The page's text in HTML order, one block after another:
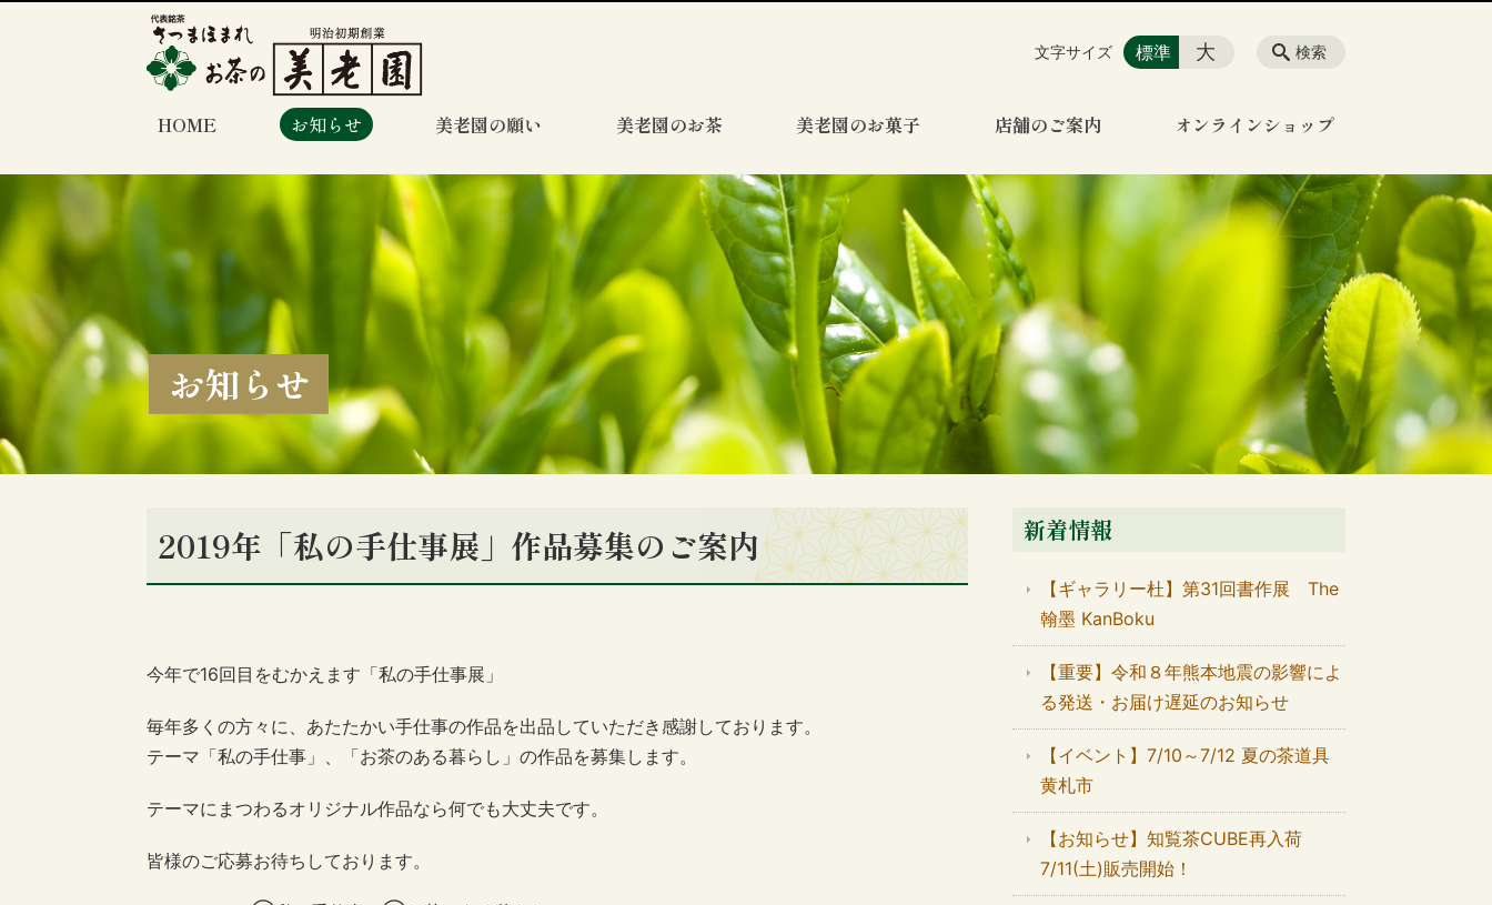
HOME お知らせ 美老園の願い 美老園のお茶 美老園のお菓子 店舗のご案内 オンラインショップ
検索
文字サイズ 標準 大
お知らせ
2019年「私の手仕事展」作品募集のご案内
今年で16回目をむかえます「私の手仕事展」
毎年多くの方々に、あたたかい手仕事の作品を出品していただき感謝しております。
テーマ「私の手仕事」、「お茶のある暮らし」の作品を募集します。
テーマにまつわるオリジナル作品なら何でも大丈夫です。
皆様のご応募お待ちしております。
新着情報
【ギャラリー杜】第31回書作展 The
翰墨 KanBoku
【重要】令和８年熊本地震の影響によ
る発送・お届け遅延のお知らせ
【イベント】7/10～7/12 夏の茶道具
黄札市
【お知らせ】知覧茶CUBE再入荷
7/11(土)販売開始！